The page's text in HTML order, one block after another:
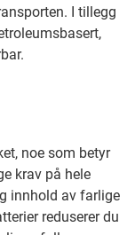
I tillegg
noe som betyr
krav på hele
innhold av farlige
reduserer du